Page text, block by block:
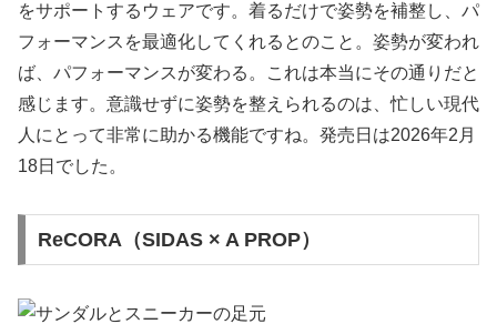
をサポートするウェアです。着るだけで姿勢を補整し、パ
フォーマンスを最適化してくれるとのこと。姿勢が変われ
ば、パフォーマンスが変わる。これは本当にその通りだと
感じます。意識せずに姿勢を整えられるのは、忙しい現代
人にとって非常に助かる機能ですね。発売日は2026年2月
18日でした。
ReCORA（SIDAS × A PROP）